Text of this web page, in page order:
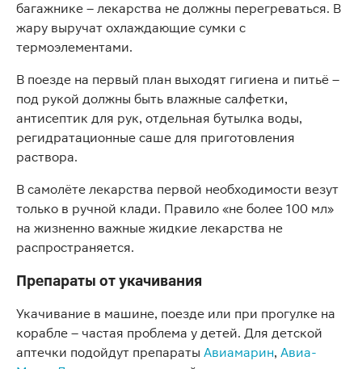
багажнике – лекарства не должны перегреваться. В
жару выручат охлаждающие сумки с
термоэлементами.
В поезде на первый план выходят гигиена и питьё –
под рукой должны быть влажные салфетки,
антисептик для рук, отдельная бутылка воды,
регидратационные саше для приготовления
раствора.
В самолёте лекарства первой необходимости везут
только в ручной клади. Правило «не более 100 мл»
на жизненно важные жидкие лекарства не
распространяется.
Препараты от укачивания
Укачивание в машине, поезде или при прогулке на
корабле – частая проблема у детей. Для детской
аптечки подойдут препараты Авиамарин, Авиа-